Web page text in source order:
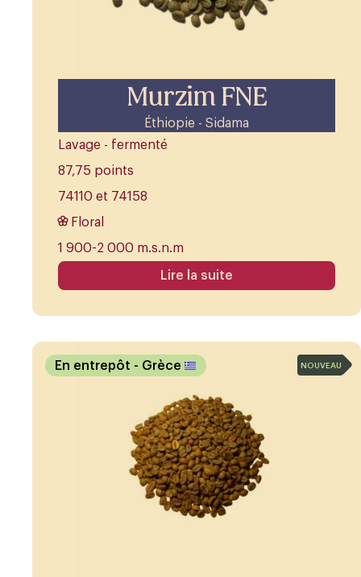
Murzim FNE
Éthiopie - Sidama
Lavage - fermenté
87,75 points
74110 et 74158
Floral
1 900-2 000 m.s.n.m
Lire la suite
En entrepôt - Grèce NOUVEAU